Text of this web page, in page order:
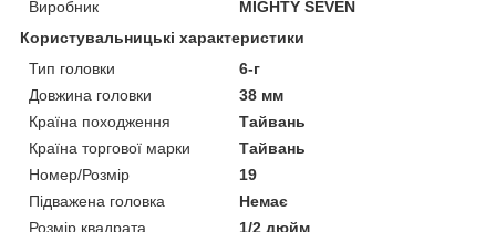
Виробник
MIGHTY SEVEN
Користувальницькі характеристики
Тип головки
6-г
Довжина головки
38 мм
Країна походження
Тайвань
Країна торгової марки
Тайвань
Номер/Розмір
19
Підважена головка
Немає
Розмір квадрата
1/2 дюйм